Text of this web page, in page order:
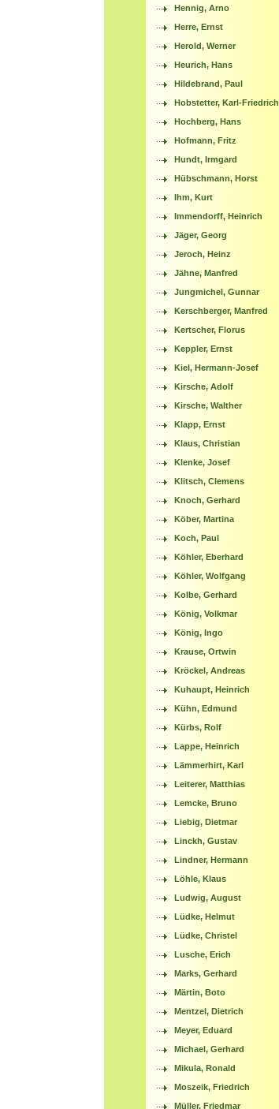
Hennig, Arno
Herre, Ernst
Herold, Werner
Heurich, Hans
Hildebrand, Paul
Hobstetter, Karl-Friedrich
Hochberg, Hans
Hofmann, Fritz
Hundt, Irmgard
Hübschmann, Horst
Ihm, Kurt
Immendorff, Heinrich
Jäger, Georg
Jeroch, Heinz
Jähne, Manfred
Jungmichel, Gunnar
Kerschberger, Manfred
Kertscher, Florus
Keppler, Ernst
Kiel, Hermann-Josef
Kirsche, Adolf
Kirsche, Walther
Klapp, Ernst
Klaus, Christian
Klenke, Josef
Klitsch, Clemens
Knoch, Gerhard
Köber, Martina
Koch, Paul
Köhler, Eberhard
Köhler, Wolfgang
Kolbe, Gerhard
König, Volkmar
König, Ingo
Krause, Ortwin
Kröckel, Andreas
Kuhaupt, Heinrich
Kühn, Edmund
Kürbs, Rolf
Lappe, Heinrich
Lämmerhirt, Karl
Leiterer, Matthias
Lemcke, Bruno
Liebig, Dietmar
Linckh, Gustav
Lindner, Hermann
Löhle, Klaus
Ludwig, August
Lüdke, Helmut
Lüdke, Christel
Lusche, Erich
Marks, Gerhard
Märtin, Boto
Mentzel, Dietrich
Meyer, Eduard
Michael, Gerhard
Mikula, Ronald
Moszeik, Friedrich
Müller, Friedmar